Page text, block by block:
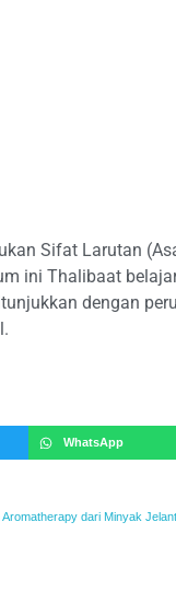
Sifat Larutan
ini Thalibaat
dengan
WhatsApp
Aromatherapy dari Minyak